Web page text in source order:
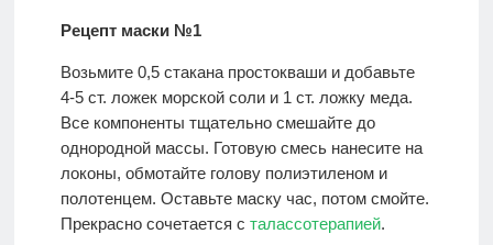
Рецепт маски №1
Возьмите 0,5 стакана простокваши и добавьте
4-5 ст. ложек морской соли и 1 ст. ложку меда.
Все компоненты тщательно смешайте до
однородной массы. Готовую смесь нанесите на
локоны, обмотайте голову полиэтиленом и
полотенцем. Оставьте маску час, потом смойте.
Прекрасно сочетается с талассотерапией.